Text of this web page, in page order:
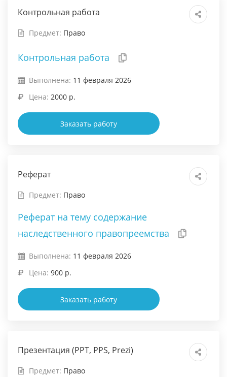
Контрольная работа
Предмет: Право
Контрольная работа
Выполнена: 11 февраля 2026
Цена: 2000 р.
Заказать работу
Реферат
Предмет: Право
Реферат на тему содержание
наследственного правопреемства
Выполнена: 11 февраля 2026
Цена: 900 р.
Заказать работу
Презентация (PPT, PPS, Prezi)
Предмет: Право